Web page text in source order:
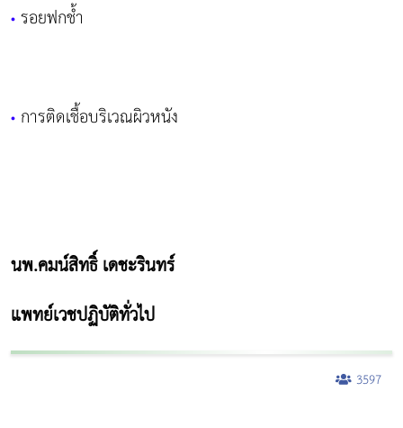
• รอยฟกช้ำ
• การติดเชื้อบริเวณผิวหนัง
นพ.คมน์สิทธิ์ เดชะรินทร์
แพทย์เวชปฏิบัติทั่วไป
3597